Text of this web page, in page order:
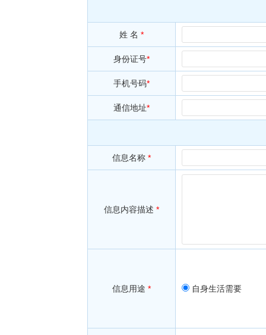
姓 名 *
身份证号*
手机号码*
通信地址*
信息名称 *
信息内容描述 *
信息用途 * 自身生活需要